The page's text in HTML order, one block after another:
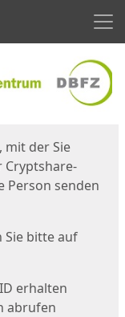
mit der Sie
Cryptshare-
Person senden
Sie bitte auf
erhalten
abrufen